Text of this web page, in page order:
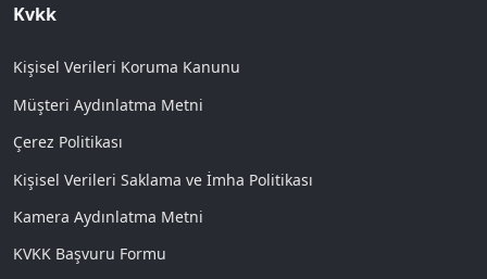
Kvkk
Kişisel Verileri Koruma Kanunu
Müşteri Aydınlatma Metni
Çerez Politikası
Kişisel Verileri Saklama ve İmha Politikası
Kamera Aydınlatma Metni
KVKK Başvuru Formu